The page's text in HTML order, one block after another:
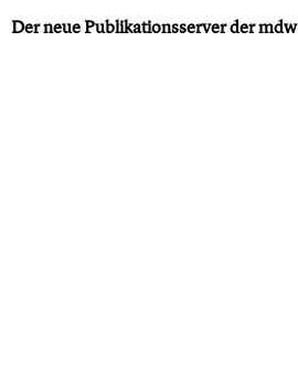
Der neue Publikationsserver der mdw